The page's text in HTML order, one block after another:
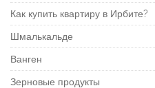
Как купить квартиру в Ирбите?
Шмалькальде
Ванген
Зерновые продукты